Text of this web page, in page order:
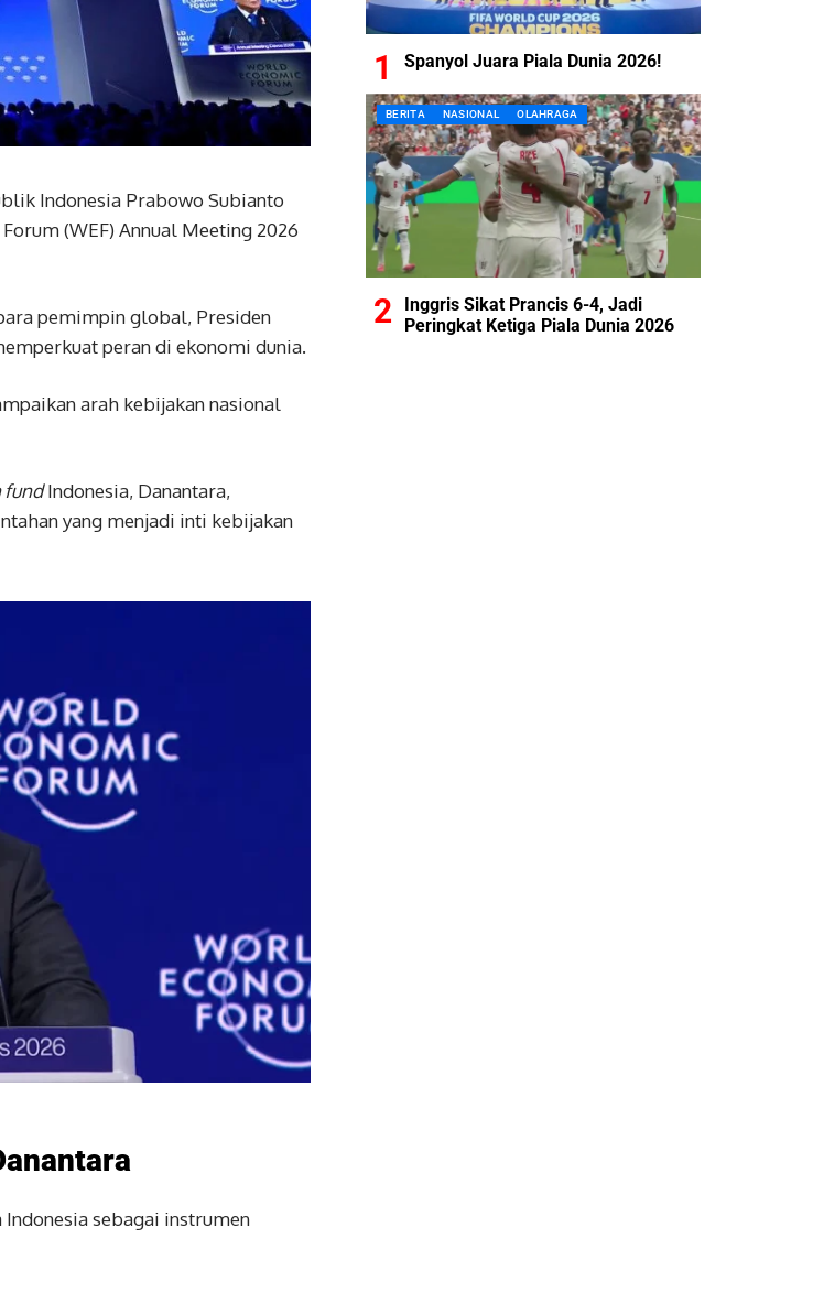
Indonesia Prabowo Subianto
(WEF) Annual Meeting 2026
pemimpin global, Presiden
peran di ekonomi dunia.
arah kebijakan nasional
fundIndonesia, Danantara,
yang menjadi inti kebijakan
sebagai instrumen
Spanyol Juara Piala Dunia 2026!
BERITA NASIONAL OLAHRAGA
Inggris Sikat Prancis 6-4, Jadi
Peringkat Ketiga Piala Dunia 2026